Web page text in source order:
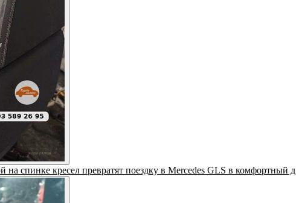
на спинке кресел превратят поездку в Mercedes GLS в комфортный д